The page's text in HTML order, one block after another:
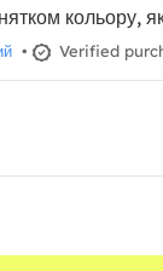
кольору,
• Verified